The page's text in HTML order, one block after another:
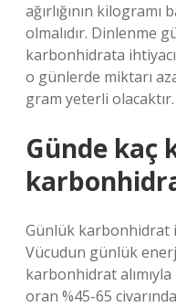
ağırlığının kilogramı
olmalıdır. Dinlenme
karbonhidrata
o günlerde miktarı
gram yeterli olacaktır.
Günde kaç
Günlük karbonhidrat
Vücudun günlük
karbonhidrat alımıyla
oran %45-65